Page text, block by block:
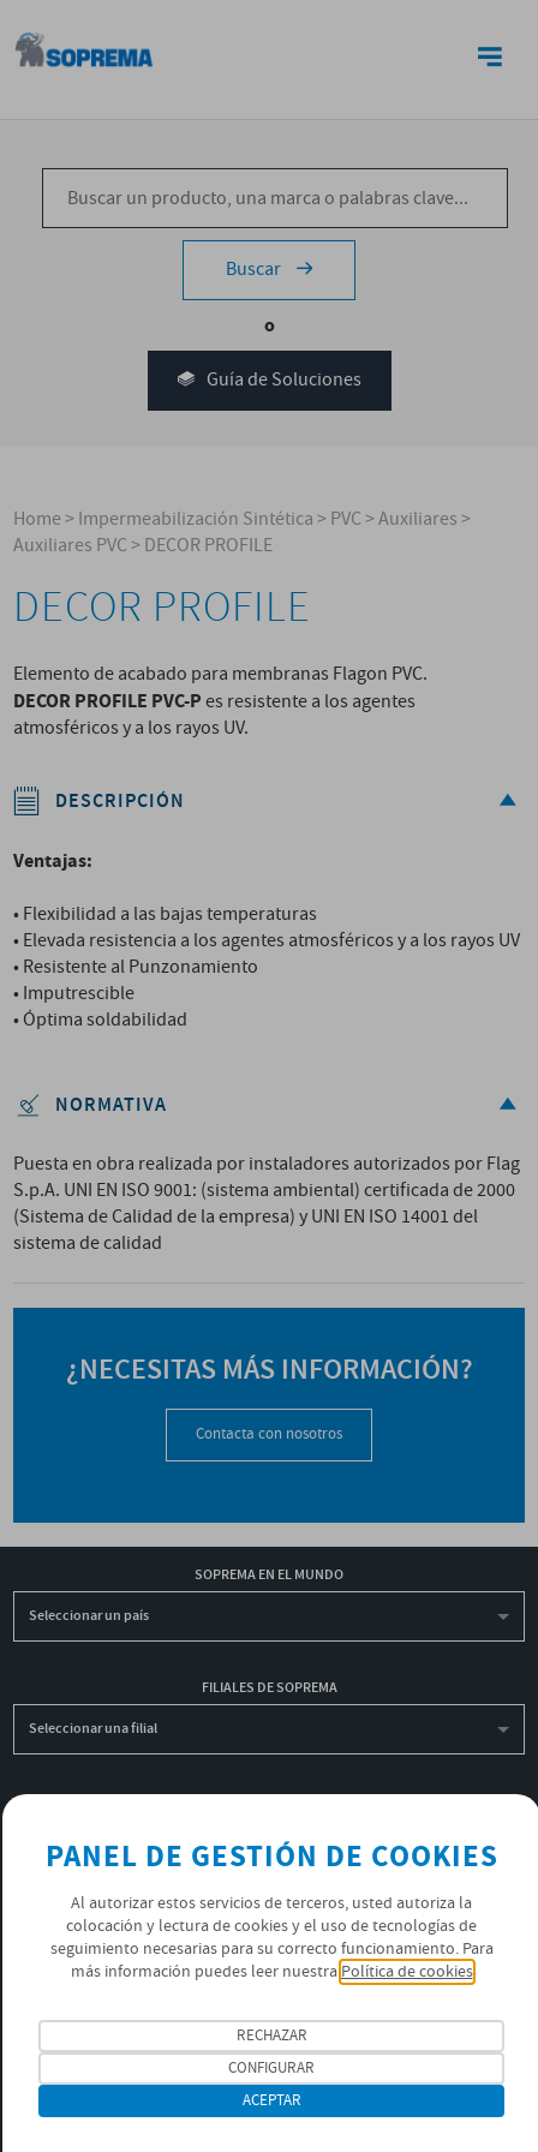
Buscar
o
Guía de Soluciones
Home>Impermeabilización Sintética>PVC>Auxiliares>
Auxiliares PVC>DECOR PROFILE
DECOR PROFILE
Elemento de acabado para membranas Flagon PVC.
DECOR PROFILE PVC-Pes resistente a los agentes
atmosféricos y a los rayos UV.
DESCRIPCIÓN
Ventajas:
• Flexibilidad a las bajas temperaturas
• Elevada resistencia a los agentes atmosféricos y a los rayos UV
• Resistente al Punzonamiento
• Imputrescible
• Óptima soldabilidad
NORMATIVA
Puesta en obra realizada por instaladores autorizados por Flag
S.p.A. UNI EN ISO 9001: (sistema ambiental) certificada de 2000
(Sistema de Calidad de la empresa) y UNI EN ISO 14001 del
sistema de calidad
¿NECESITAS MÁS INFORMACIÓN?
Contacta con nosotros
SOPREMA EN EL MUNDO
Seleccionar un país
FILIALES DE SOPREMA
Seleccionar una filial
INSCRIBIRME A LA NEWSLETTER
OK
POLÍTICA DE PRIVACIDAD
ÚNETE AL EQUIPO SOPREMA
SÍGUENOS
PANEL DE GESTIÓN DE COOKIES
Al autorizar estos servicios de terceros, usted autoriza la
colocación y lectura de cookies y el uso de tecnologías de
seguimiento necesarias para su correcto funcionamiento. Para
más información puedes leer nuestra Política de cookies
RECHAZAR
CONFIGURAR
ACEPTAR